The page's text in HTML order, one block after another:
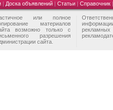
| Доска объявлений| Статьи| Справочник
или полное
материалов
возможно только с
разрешения
сайта.